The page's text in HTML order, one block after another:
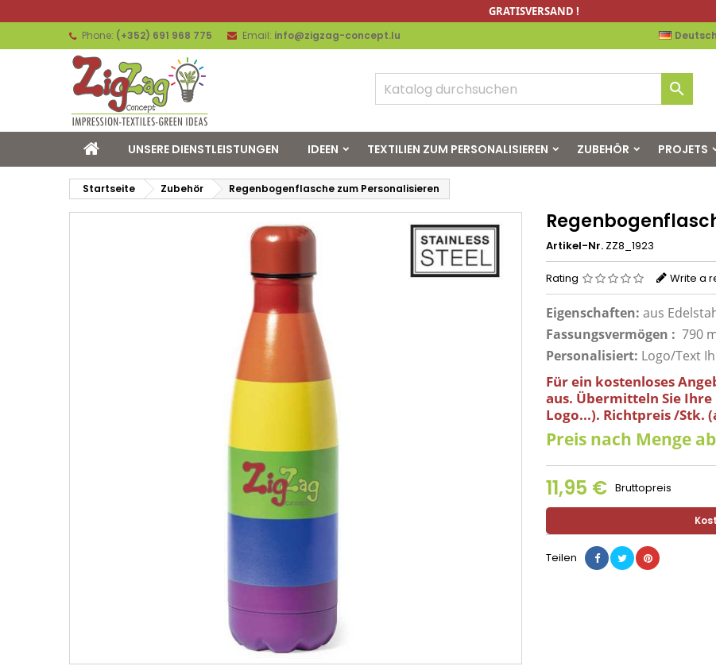
GRATISVERSAND !
Phone: (+352) 691 968 775 Email: info@zigzag-concept.lu Deutsch

UNSERE DIENSTLEISTUNGEN IDEEN TEXTILIEN ZUM PERSONALISIEREN ZUBEHÖR PROJETS
Startseite Zubehör Regenbogenflasche zum Personalisieren
Artikel-Nr. ZZ8_1923
Rating Write a
Eigenschaften: aus
Fassungsvermögen : 790
Personalisiert: Logo/Text
Für ein kostenloses
aus. Übermitteln Sie
Logo...). Richtpreis /Stk.
Preis nach Menge
11,95 € Bruttopreis
Teilen